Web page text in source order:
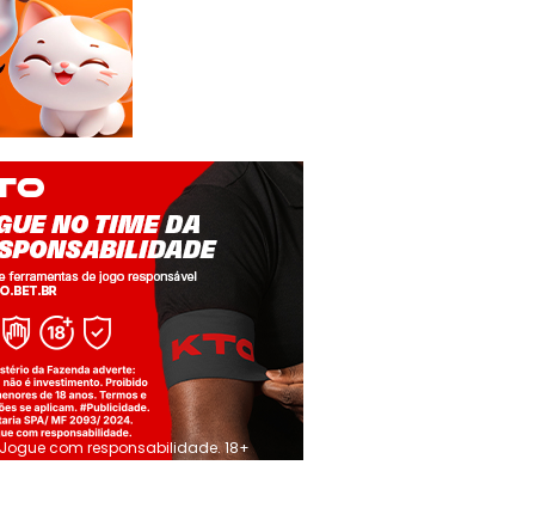
Jogue com responsabilidade. 18+